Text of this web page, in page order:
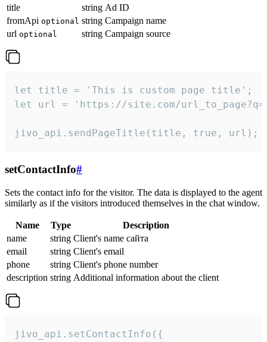
title
string Ad ID
fromApi optional string Campaign name
url optional string Campaign source
let title = 'This is custom page title';
let url = 'https://site.com/
jivo_api.sendPageTitle(title, true, url);
setContactInfo#
Sets the contact info for the visitor. The data is displayed to the agent
similarly as if the visitors introduced themselves in the chat window.
Name Type
Description
name
string Client's name сайта
email
string Client's email
phone
string Client's phone number
description string Additional information about the client
jivo_api.setContactInfo({